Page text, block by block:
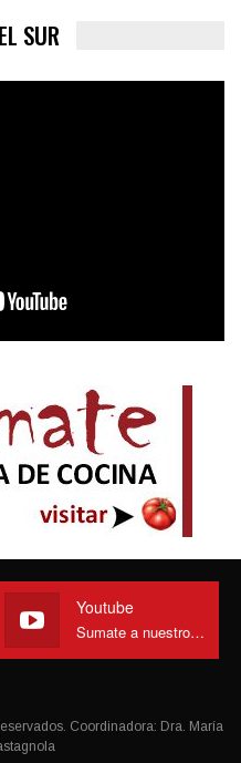
SUR
Youtube
Sumate a nuestro canal
Coordinadora: Dra. María